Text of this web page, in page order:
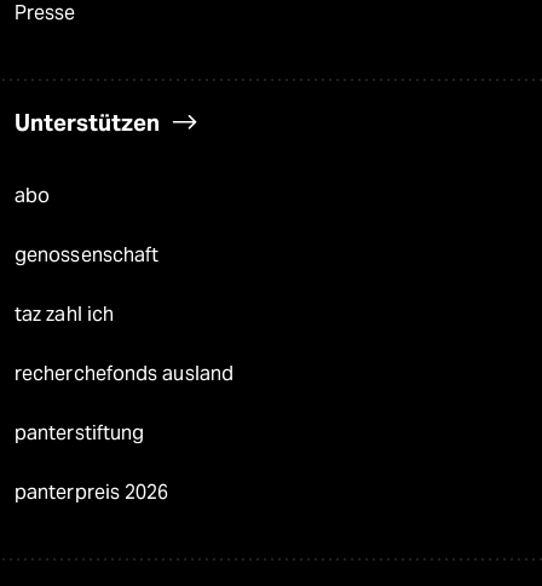
Presse
Unterstützen
abo
genossenschaft
taz zahl ich
recherchefonds ausland
panterstiftung
panterpreis 2026